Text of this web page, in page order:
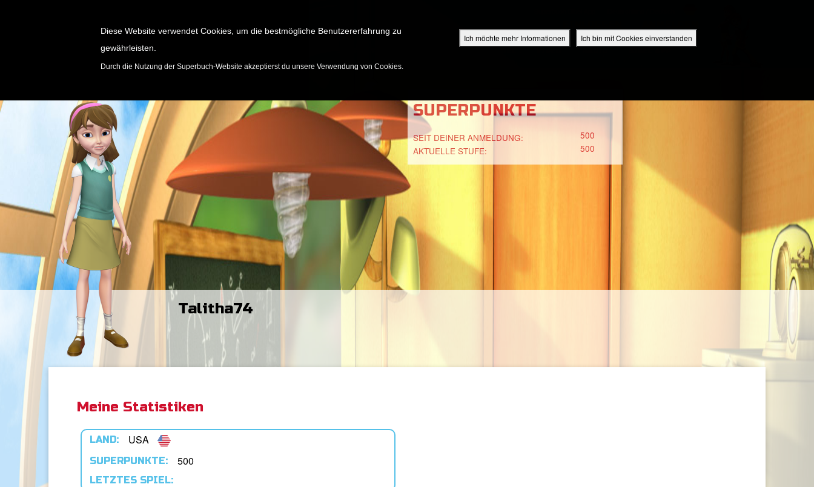
Diese Website verwendet Cookies, um die bestmögliche Benutzererfahrung zu
gewährleisten.
Durch die Nutzung der Superbuch-Website akzeptierst du unsere Verwendung von Cookies.
Ich möchte mehr Informationen Ich bin mit Cookies einverstanden
SUPERPUNKTE
SEIT DEINER ANMELDUNG:
500
AKTUELLE STUFE:
500
Talitha74
Meine Statistiken
LAND: USA
SUPERPUNKTE: 500
LETZTES SPIEL: